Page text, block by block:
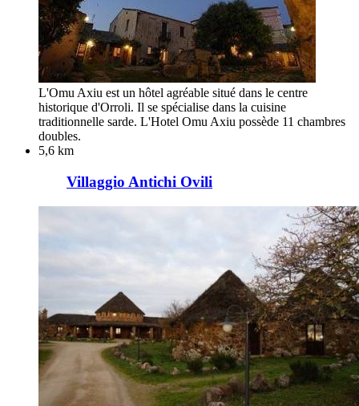
L'Omu Axiu est un hôtel agréable situé dans le centre
historique d'Orroli. Il se spécialise dans la cuisine
traditionnelle sarde. L'Hotel Omu Axiu possède 11 chambres
doubles.
5,6 km
Villaggio Antichi Ovili